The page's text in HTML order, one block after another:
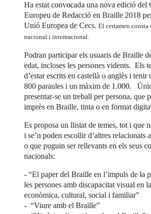
Ha estat convocada una nova edició del
Europeu de Redacció en Braille 2018
Unió Europea de Cecs.El certamen consta
nacional i internacional.
Podran participar els usuaris de Braille
edat, incloses les persones vidents. Els
d’estar escrits en castellà o anglès i
800 paraules i un màxim de 1.000.
presentar-se un treball per persona, que
imprès en Braille, tinta o en format
Es proposa un llistat de temes, tot i que
i se’n poden escollir d’altres relacionats
o que puguin ser rellevants en els seus
nacionals:
- “El paper del Braille en l’impuls de la
les persones amb discapacitat visual en
econòmica, cultural, social i familiar”
- “Viure amb el Braille”